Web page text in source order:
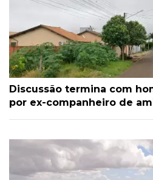
Discussão termina com
por ex-companheiro de